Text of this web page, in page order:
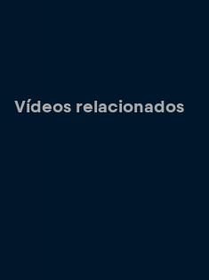
Vídeos relacionados